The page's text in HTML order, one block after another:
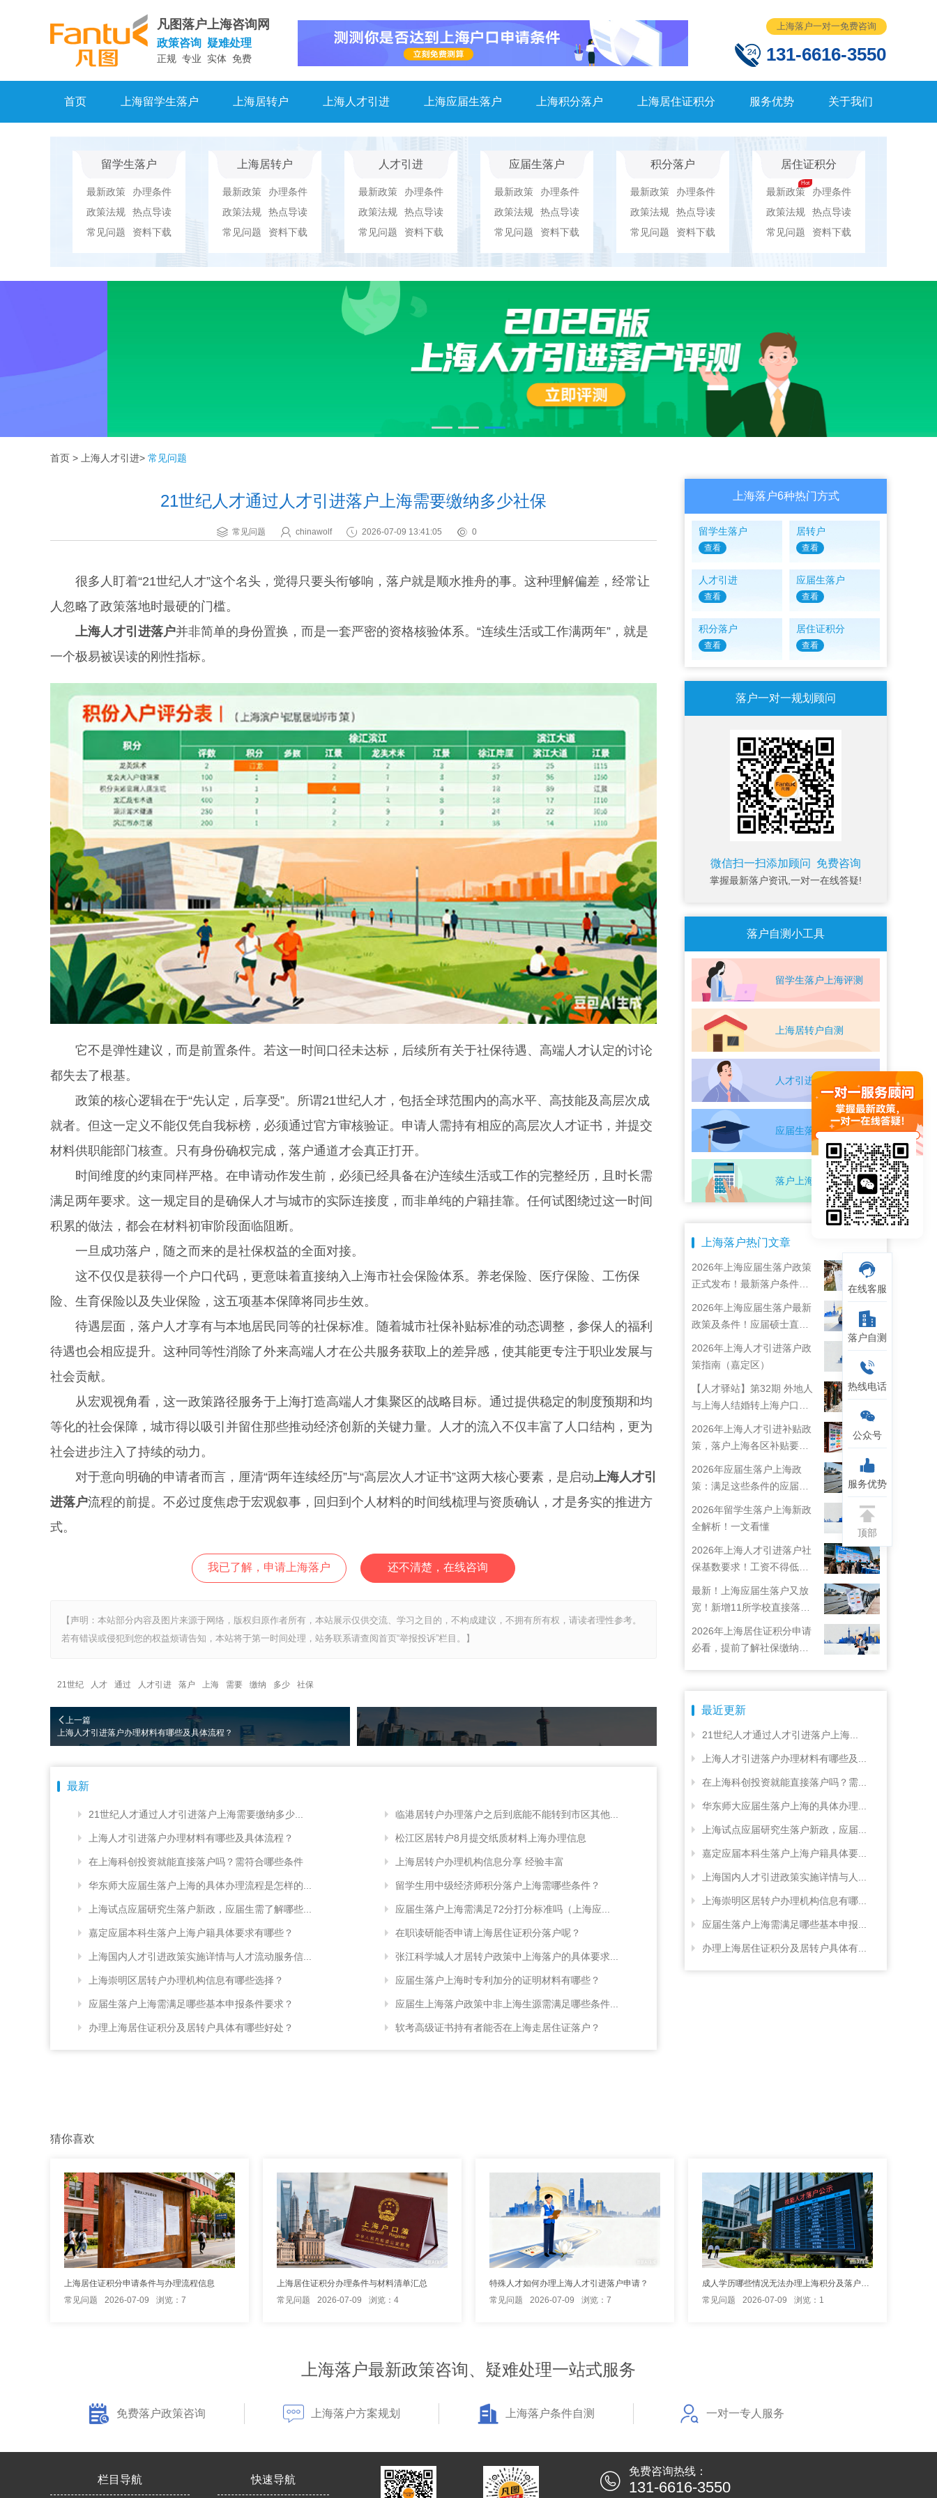
凡图落户上海咨询网
政策咨询 疑难处理
正规 专业 实体 免费
上海落户一对一免费咨询
131-6616-3550
首页 上海留学生落户 上海居转户 上海人才引进 上海应届生落户 上海积分落户 上海居住证积分 服务优势 关于我们
留学生落户
最新政策
办理条件
政策法规
热点导读
常见问题
资料下载
上海居转户
最新政策
办理条件
政策法规
热点导读
常见问题
资料下载
人才引进
最新政策
办理条件
政策法规
热点导读
常见问题
资料下载
应届生落户
最新政策
办理条件
政策法规
热点导读
常见问题
资料下载
积分落户
最新政策
办理条件
政策法规
热点导读
常见问题
资料下载
居住证积分
最新政策
办理条件
政策法规
热点导读
常见问题
资料下载
首页 > 上海人才引进> 常见问题
21世纪人才通过人才引进落户上海需要缴纳多少社保
常见问题 chinawolf 2026-07-09 13:41:05 0
很多人盯着“21世纪人才”这个名头，觉得只要头衔够响，落户就是顺水推舟的事。这种理解偏差，经常让
人忽略了政策落地时最硬的门槛。
上海人才引进落户并非简单的身份置换，而是一套严密的资格核验体系。“连续生活或工作满两年”，就是
一个极易被误读的刚性指标。
它不是弹性建议，而是前置条件。若这一时间口径未达标，后续所有关于社保待遇、高端人才认定的讨论
都失去了根基。
政策的核心逻辑在于“先认定，后享受”。所谓21世纪人才，包括全球范围内的高水平、高技能及高层次成
就者。但这一定义不能仅凭自我标榜，必须通过官方审核验证。申请人需持有相应的高层次人才证书，并提交
材料供职能部门核查。只有身份确权完成，落户通道才会真正打开。
时间维度的约束同样严格。在申请动作发生前，必须已经具备在沪连续生活或工作的完整经历，且时长需
满足两年要求。这一规定目的是确保人才与城市的实际连接度，而非单纯的户籍挂靠。任何试图绕过这一时间
积累的做法，都会在材料初审阶段面临阻断。
一旦成功落户，随之而来的是社保权益的全面对接。
这不仅仅是获得一个户口代码，更意味着直接纳入上海市社会保险体系。养老保险、医疗保险、工伤保
险、生育保险以及失业保险，这五项基本保障将同步生效。
待遇层面，落户人才享有与本地居民同等的社保标准。随着城市社保补贴标准的动态调整，参保人的福利
待遇也会相应提升。这种同等性消除了外来高端人才在公共服务获取上的差异感，使其能更专注于职业发展与
社会贡献。
从宏观视角看，这一政策路径服务于上海打造高端人才集聚区的战略目标。通过提供稳定的制度预期和均
等化的社会保障，城市得以吸引并留住那些推动经济创新的关键力量。人才的流入不仅丰富了人口结构，更为
社会进步注入了持续的动力。
对于意向明确的申请者而言，厘清“两年连续经历”与“高层次人才证书”这两大核心要素，是启动 上海人才引
进落户流程的前提。不必过度焦虑于宏观叙事，回归到个人材料的时间线梳理与资质确认，才是务实的推进方
式。
我已了解，申请上海落户 还不清楚，在线咨询
【声明：本站部分内容及图片来源于网络，版权归原作者所有，本站展示仅供交流、学习之目的，不构成建议，不拥有所有权，请读者理性参考。
若有错误或侵犯到您的权益烦请告知，本站将于第一时间处理，站务联系请查阅首页“举报投诉”栏目。】
21世纪 人才 通过 人才引进 落户 上海 需要 缴纳 多少 社保
上一篇
上海人才引进落户办理材料有哪些及具体流程？
最新
21世纪人才通过人才引进落户上海需要缴纳多少...
上海人才引进落户办理材料有哪些及具体流程？
在上海科创投资就能直接落户吗？需符合哪些条件
华东师大应届生落户上海的具体办理流程是怎样的...
上海试点应届研究生落户新政，应届生需了解哪些...
嘉定应届本科生落户上海户籍具体要求有哪些？
上海国内人才引进政策实施详情与人才流动服务信...
上海崇明区居转户办理机构信息有哪些选择？
应届生落户上海需满足哪些基本申报条件要求？
办理上海居住证积分及居转户具体有哪些好处？
临港居转户办理落户之后到底能不能转到市区其他...
松江区居转户8月提交纸质材料上海办理信息
上海居转户办理机构信息分享 经验丰富
留学生用中级经济师积分落户上海需哪些条件？
应届生落户上海需满足72分打分标准吗（上海应...
在职读研能否申请上海居住证积分落户呢？
张江科学城人才居转户政策中上海落户的具体要求...
应届生落户上海时专利加分的证明材料有哪些？
应届生上海落户政策中非上海生源需满足哪些条件...
软考高级证书持有者能否在上海走居住证落户？
上海落户6种热门方式
留学生落户
查看
居转户
查看
人才引进
查看
应届生落户
查看
积分落户
查看
居住证积分
查看
落户一对一规划顾问
微信扫一扫添加顾问 免费咨询
掌握最新落户资讯,一对一在线答疑!
落户自测小工具
留学生落户上海评测
上海居转户自测
人才引进落户评测
应届生落户上海自测
落户上海条件自测
上海落户热门文章
2026年上海应届生落户政策
正式发布！最新落户条件及
流程解析！
2026年上海应届生落户最新
政策及条件！应届硕士直接
落户上海！
2026年上海人才引进落户政
策指南（嘉定区）
【人才驿站】第32期 外地人
与上海人结婚转上海户口攻
略来啦！
2026年上海人才引进补贴政
策，落户上海各区补贴要求
2026年应届生落户上海政
策：满足这些条件的应届生
就能落户上海啦！
2026年留学生落户上海新政
全解析！一文看懂
2026年上海人才引进落户社
保基数要求！工资不得低于
22792元！
最新！上海应届生落户又放
宽！新增11所学校直接落
2026年上海居住证积分申请
必看，提前了解社保缴纳要
最近更新
21世纪人才通过人才引进落户上海...
上海人才引进落户办理材料有哪些及...
在上海科创投资就能直接落户吗？需...
华东师大应届生落户上海的具体办理...
上海试点应届研究生落户新政，应届...
嘉定应届本科生落户上海户籍具体要...
上海国内人才引进政策实施详情与人...
上海崇明区居转户办理机构信息有哪...
应届生落户上海需满足哪些基本申报...
办理上海居住证积分及居转户具体有...
猜你喜欢
上海居住证积分申请条件与办理流程信息
常见问题
2026-07-09 浏览：7
上海居住证积分办理条件与材料清单汇总
常见问题
2026-07-09 浏览：4
特殊人才如何办理上海人才引进落户申请？
常见问题
2026-07-09 浏览：7
成人学历哪些情况无法办理上海积分及落户申请？
常见问题
2026-07-09 浏览：1
上海落户最新政策咨询、疑难处理一站式服务
免费落户政策咨询 上海落户方案规划 上海落户条件自测 一对一专人服务
栏目导航 快速导航
免费咨询热线：
131-6616-3550
在线客服
落户自测
热线电话
公众号
服务优势
顶部